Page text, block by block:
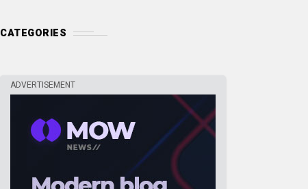
CATEGORIES
ADVERTISEMENT